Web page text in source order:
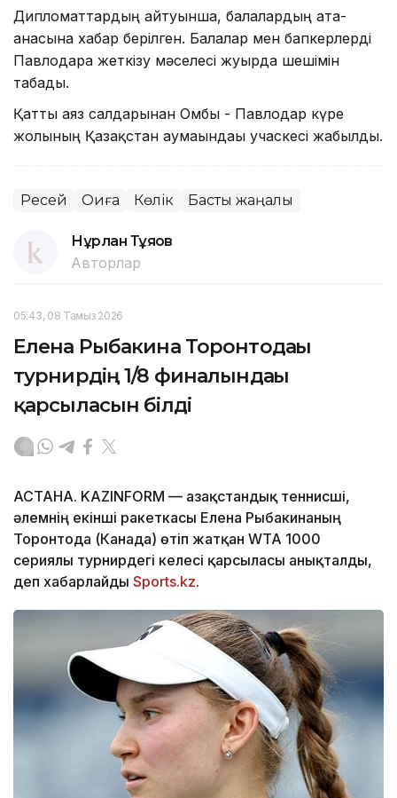
Дипломаттардың айтуынша, балалардың ата-
анасына хабар берілген. Балалар мен бапкерлерді
Павлодарға жеткізу мәселесі жуырда шешімін
табады.
Қатты аяз салдарынан Омбы - Павлодар күре
жолының Қазақстан аумағындағы учаскесі жабылды.
Ресей Оқиға Көлік Басты жаңалық
Нұрлан Тұяқов
Авторлар
05:43, 08 Тамыз 2026
Елена Рыбакина Торонтодағы
турнирдің 1/8 финалындағы
қарсыласын білді
АСТАНА. KAZINFORM — Қазақстандық теннисші,
әлемнің екінші ракеткасы Елена Рыбакинаның
Торонтода (Канада) өтіп жатқан WTA 1000
сериялы турнирдегі келесі қарсыласы анықталды,
деп хабарлайды Sports.kz.